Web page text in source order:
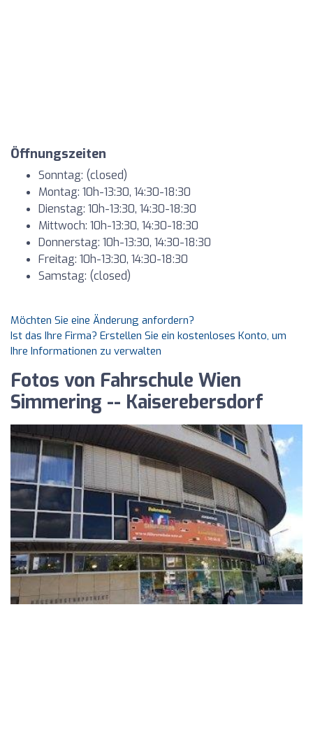
Öffnungszeiten
Sonntag: (closed)
Montag: 10h-13:30, 14:30-18:30
Dienstag: 10h-13:30, 14:30-18:30
Mittwoch: 10h-13:30, 14:30-18:30
Donnerstag: 10h-13:30, 14:30-18:30
Freitag: 10h-13:30, 14:30-18:30
Samstag: (closed)
Möchten Sie eine Änderung anfordern?
Ist das Ihre Firma? Erstellen Sie ein kostenloses Konto, um
Ihre Informationen zu verwalten
Fotos von Fahrschule Wien
Simmering -- Kaiserebersdorf